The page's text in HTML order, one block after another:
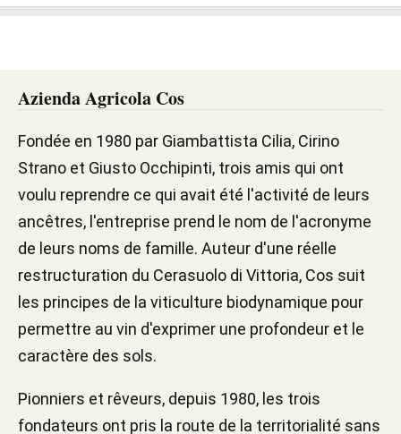
Azienda Agricola Cos
Fondée en 1980 par Giambattista Cilia, Cirino
Strano et Giusto Occhipinti, trois amis qui ont
voulu reprendre ce qui avait été l'activité de leurs
ancêtres, l'entreprise prend le nom de l'acronyme
de leurs noms de famille. Auteur d'une réelle
restructuration du Cerasuolo di Vittoria, Cos suit
les principes de la viticulture biodynamique pour
permettre au vin d'exprimer une profondeur et le
caractère des sols.
Pionniers et rêveurs, depuis 1980, les trois
fondateurs ont pris la route de la territorialité sans